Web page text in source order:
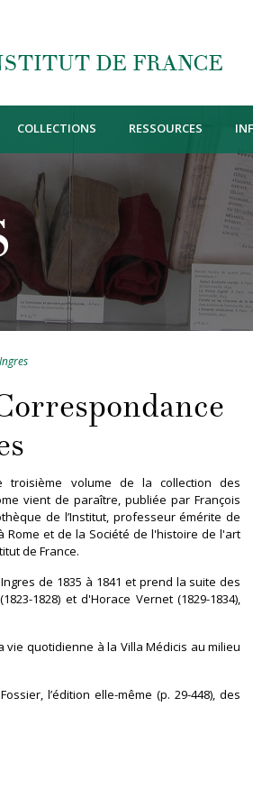
DE FRANCE
COLLECTIONS RESSOURCES
troisième volume de la collection des
vient de paraître, publiée par François
de l’Institut, professeur émérite de
Rome et de la Société de l'histoire de l'art
de France.
de 1835 à 1841 et prend la suite des
1828) et d'Horace Vernet (1829-1834),
quotidienne à la Villa Médicis au milieu
l’édition elle-même (p. 29-448), des